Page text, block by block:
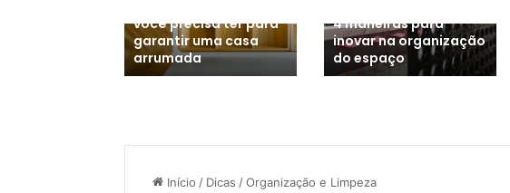
você precisa ter para
garantir uma casa
arrumada
4 maneiras para
inovar na organização
do espaço
Início / Dicas /Organização e Limpeza